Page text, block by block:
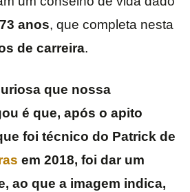
73 anos, que completa nesta
de carreira.
que nossa
é que, após o apito
foi técnico do Patrick de
em 2018, foi dar um
ao que a imagem indica,